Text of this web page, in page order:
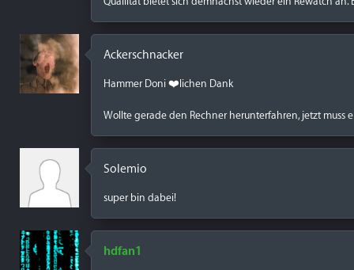
Ackerschnacker
Hammer Doni ❤️lichen Dank
Wollte gerade den Rechner herunterfahren, jetzt
Solemio
super bin dabei!
hdfan1